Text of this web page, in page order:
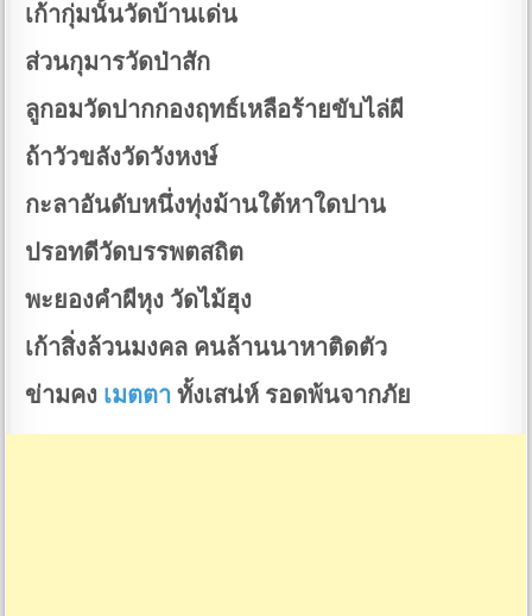
เก้ากุ่มนั้นวัดบ้านเด่น
ส่วนกุมารวัดป่าสัก
ลูกอมวัดปากกองฤทธ์เหลือร้ายขับไล่ผี
ถ้าวัวขลังวัดวังหงษ์
กะลาอันดับหนึ่งทุ่งม้านใต้หาใดปาน
ปรอทดีวัดบรรพตสถิต
พะยองคำผีหุง วัดไม้ฮุง
เก้าสิ่งล้วนมงคล คนล้านนาหาติดตัว
ข่ามคง เมตตา ทั้งเสน่ห์ รอดพ้นจากภัย